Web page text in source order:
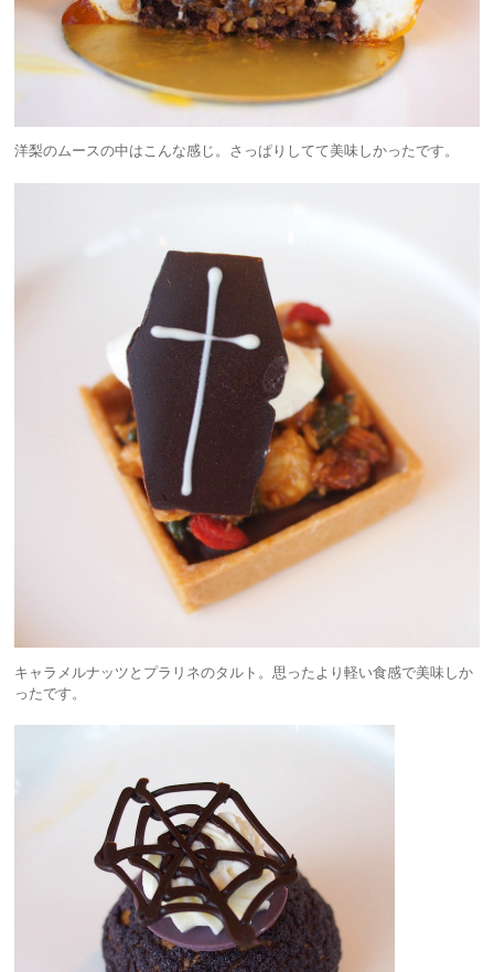
洋梨のムースの中はこんな感じ。さっぱりしてて美味しかったです。
キャラメルナッツとプラリネのタルト。思ったより軽い食感で美味しか
ったです。